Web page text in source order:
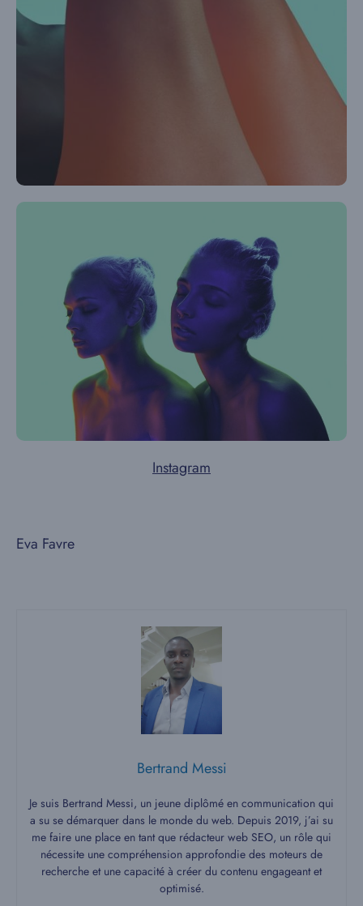
Instagram
Eva Favre
Bertrand Messi
Je suis Bertrand Messi, un jeune diplômé en communication qui
a su se démarquer dans le monde du web. Depuis 2019, j’ai su
me faire une place en tant que rédacteur web SEO, un rôle qui
nécessite une compréhension approfondie des moteurs de
recherche et une capacité à créer du contenu engageant et
optimisé.